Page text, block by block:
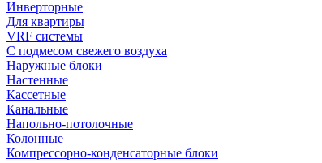
Инверторные
Для квартиры
VRF системы
С подмесом свежего воздуха
Наружные блоки
Настенные
Кассетные
Канальные
Напольно-потолочные
Колонные
Компрессорно-конденсаторные блоки